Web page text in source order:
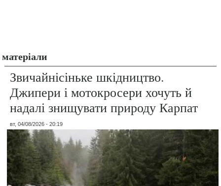
матеріали
Звичайнісіньке шкідництво.
Джипери і мотокросери хочуть й
надалі знищувати природу Карпат
вт, 04/08/2026 - 20:19